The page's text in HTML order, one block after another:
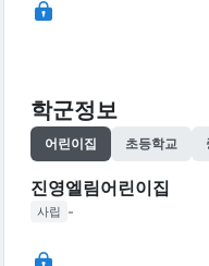
학군정보
어린이집 초등학교
진영엘림어린이집
사립 -